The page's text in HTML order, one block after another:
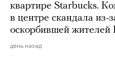
квартире Starbucks.
в центре скандала из-
оскорбившей
день назад